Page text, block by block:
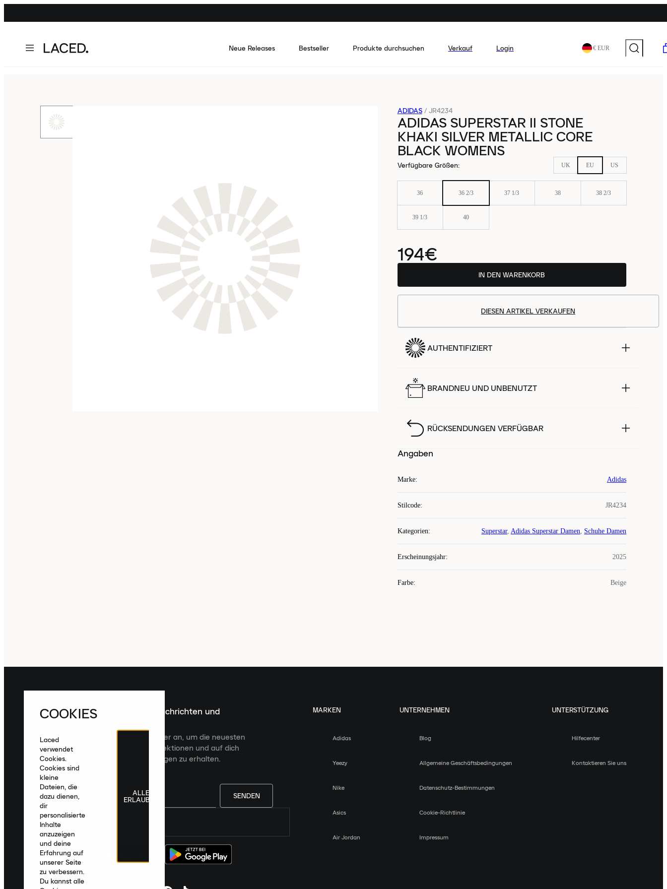
Neue Releases Bestseller Produkte durchsuchen Verkauf Login € EUR
ADIDAS / JR4234
ADIDAS SUPERSTAR II STONE
KHAKI SILVER METALLIC CORE
BLACK WOMENS
Verfügbare Größen: UK EU US
36 36 2/3 37 1/3 38 38 2/3
39 1/3 40
194€
IN DEN WARENKORB
DIESEN ARTIKEL VERKAUFEN
AUTHENTIFIZIERT
BRANDNEU UND UNBENUTZT
RÜCKSENDUNGEN VERFÜGBAR
Angaben
Marke: Adidas
Stilcode: JR4234
Kategorien: Superstar, Adidas Superstar Damen, Schuhe Damen
Erscheinungsjahr: 2025
Farbe: Beige
Melde dich für die neuesten Nachrichten und
Veröffentlichungen an
Melde dich für den Laced Newsletter an, um die neuesten
Veröffentlichungen, kuratierte Kollektionen und auf dich
zugeschnittene Produktempfehlungen zu erhalten.
SENDEN
MARKEN
Adidas
Yeezy
Nike
Asics
Air Jordan
UNTERNEHMEN
Blog
Allgemeine Geschäftsbedingungen
Datenschutz-Bestimmungen
Cookie-Richtlinie
Impressum
UNTERSTÜTZUNG
Hilfecenter
Kontaktieren Sie uns
COOKIES
Laced
verwendet
Cookies.
Cookies sind
kleine
Dateien, die
dazu dienen,
dir
personalisierte
Inhalte
anzuzeigen
und deine
Erfahrung auf
unserer Seite
zu verbessern.
Du kannst alle
ALLE
ERLAUBEN